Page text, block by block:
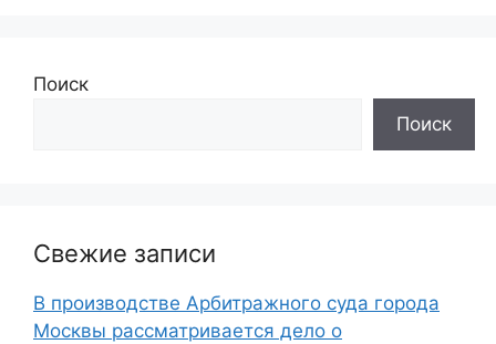
Поиск
Поиск
Свежие записи
В производстве Арбитражного суда города
Москвы рассматривается дело о